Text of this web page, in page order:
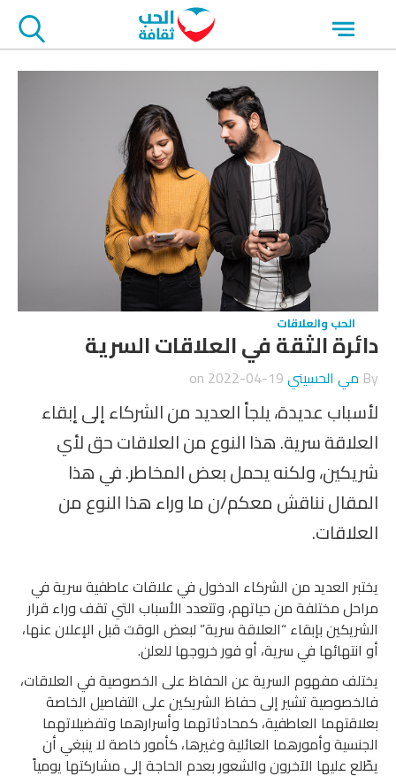
Open
menu
الحب والعلاقات
دائرة الثقة في العلاقات السرية
By مي الحسيني2022-04-19
لأسباب عديدة، يلجأ العديد من الشركاء إلى إبقاء
العلاقة سرية. هذا النوع من العلاقات حق لأي
شريكين، ولكنه يحمل بعض المخاطر. في هذا
المقال نناقش معكم/ن ما وراء هذا النوع من
العلاقات.
يختبر العديد من الشركاء الدخول في علاقات عاطفية سرية في
مراحل مختلفة من حياتهم، وتتعدد الأسباب التي تقف وراء قرار
الشريكين بإبقاء “العلاقة سرية” لبعض الوقت قبل الإعلان عنها،
أو انتهائها في سرية، أو فور خروجها للعلن.
يختلف مفهوم السرية عن الحفاظ على الخصوصية في العلاقات،
فالخصوصية تشير إلى حفاظ الشريكين على التفاصيل الخاصة
بعلاقتهما العاطفية، كمحادثاتهما وأسرارهما وتفضيلاتهما
الجنسية وأمورهما العائلية وغيرها، كأمور خاصة لا ينبغي أن
يطّلع عليها الآخرون والشعور بعدم الحاجة إلى مشاركتها يومياً